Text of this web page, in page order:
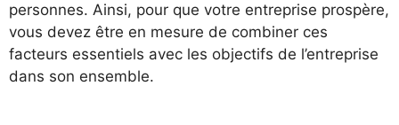
personnes. Ainsi, pour que votre entreprise prospère,
vous devez être en mesure de combiner ces
facteurs essentiels avec les objectifs de l’entreprise
dans son ensemble.